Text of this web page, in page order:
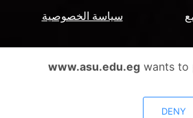
سياسة الخصوصية
الأسئلة الشائعة
www.asu.edu.egwants to
DENY